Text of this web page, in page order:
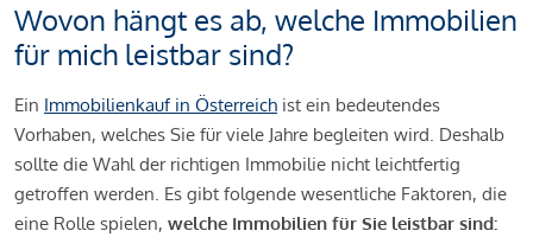
Wovon hängt es ab, welche Immobilien
für mich leistbar sind?
Ein Immobilienkauf in Österreich ist ein bedeutendes
Vorhaben, welches Sie für viele Jahre begleiten wird. Deshalb
sollte die Wahl der richtigen Immobilie nicht leichtfertig
getroffen werden. Es gibt folgende wesentliche Faktoren, die
eine Rolle spielen, welche Immobilien für Sie leistbar sind: